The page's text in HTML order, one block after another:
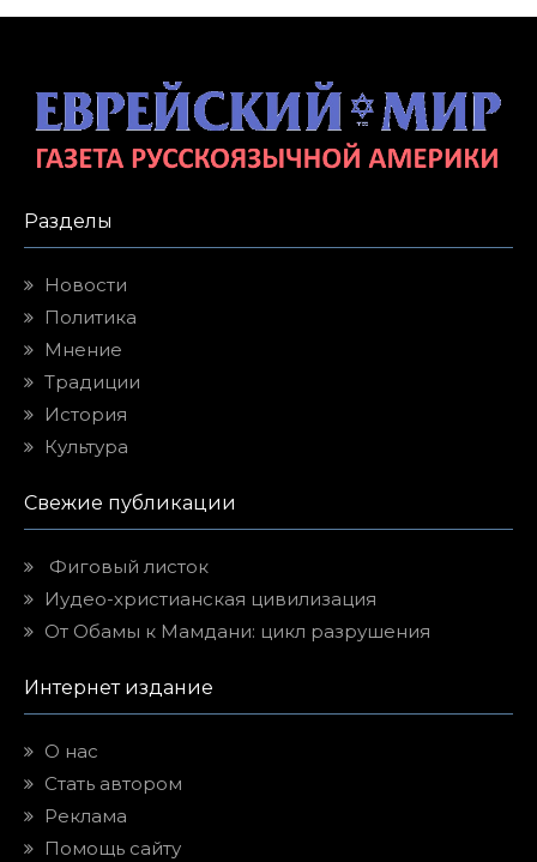
Разделы
Новости
Политика
Мнение
Традиции
История
Культура
Свежие публикации
Фиговый листок
Иудео-христианская цивилизация
От Обамы к Мамдани: цикл разрушения
Интернет издание
О нас
Стать автором
Реклама
Помощь сайту